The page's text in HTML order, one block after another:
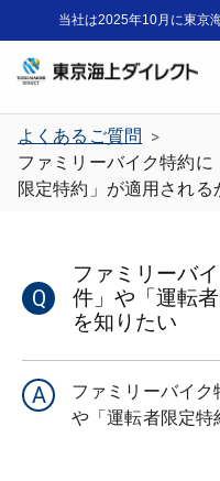
当社は2025年10月に東京
よくあるご質問 >
ファミリーバイク特約
限定特約」が適用される
Q
ファミリーバ
件」や「運転
を知りたい
A
ファミリーバイク